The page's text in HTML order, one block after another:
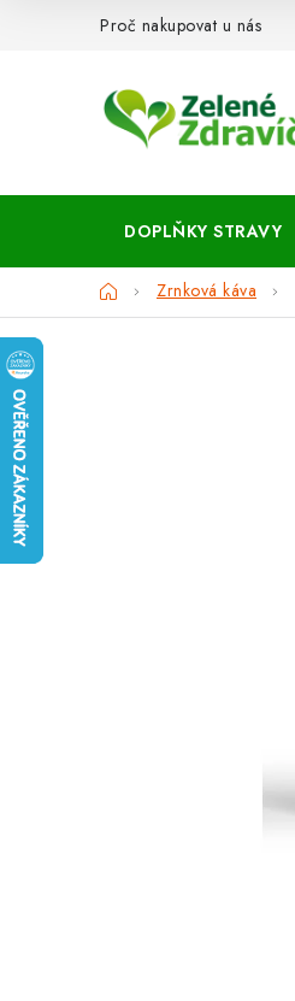
Proč nakupovat u nás
DOPLŇKY STRAVY
DomůZrnková káva